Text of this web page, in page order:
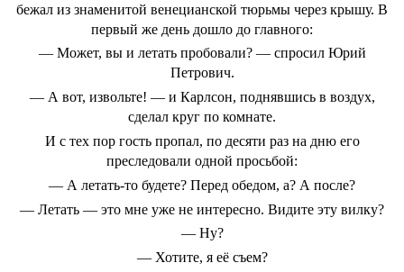
бежал из знаменитой венецианской тюрьмы через крышу. В
первый же день дошло до главного:
― Может, вы и летать пробовали? ― спросил Юрий
Петрович.
― А вот, извольте! ― и Карлсон, поднявшись в воздух,
сделал круг по комнате.
И с тех пор гость пропал, по десяти раз на дню его
преследовали одной просьбой:
― А летать-то будете? Перед обедом, а? А после?
― Летать ― это мне уже не интересно. Видите эту вилку?
― Ну?
― Хотите, я её съем?